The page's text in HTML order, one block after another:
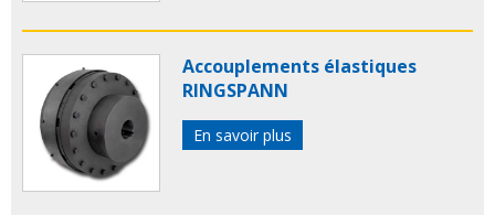
Accouplements élastiques
RINGSPANN
En savoir plus